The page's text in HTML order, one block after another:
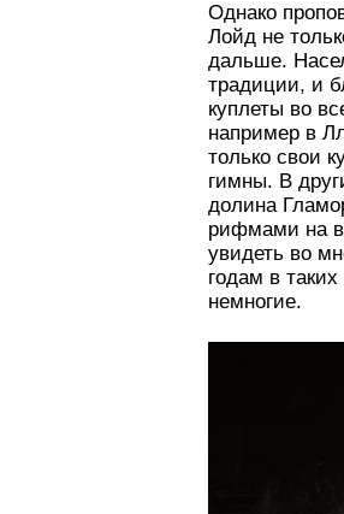
Однако
Лойд не
дальше.
традиции, и
куплеты во
например в
только свои
гимны. В
долина
рифмами на
увидеть во
годам в
немногие.